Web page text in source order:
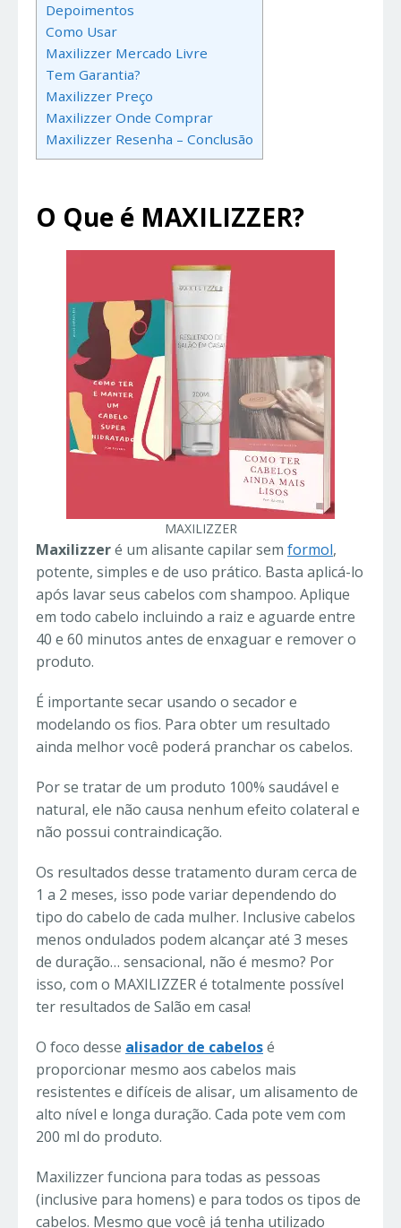
Depoimentos
Como Usar
Maxilizzer Mercado Livre
Tem Garantia?
Maxilizzer Preço
Maxilizzer Onde Comprar
Maxilizzer Resenha – Conclusão
O Que é MAXILIZZER?
MAXILIZZER
Maxilizzeré um alisante capilar sem formol,
potente, simples e de uso prático. Basta aplicá-lo
após lavar seus cabelos com shampoo. Aplique
em todo cabelo incluindo a raiz e aguarde entre
40 e 60 minutos antes de enxaguar e remover o
produto.
É importante secar usando o secador e
modelando os fios. Para obter um resultado
ainda melhor você poderá pranchar os cabelos.
Por se tratar de um produto 100% saudável e
natural, ele não causa nenhum efeito colateral e
não possui contraindicação.
Os resultados desse tratamento duram cerca de
1 a 2 meses, isso pode variar dependendo do
tipo do cabelo de cada mulher. Inclusive cabelos
menos ondulados podem alcançar até 3 meses
de duração… sensacional, não é mesmo? Por
isso, com o MAXILIZZER é totalmente possível
ter resultados de Salão em casa!
O foco desse alisador de cabelosé
proporcionar mesmo aos cabelos mais
resistentes e difíceis de alisar, um alisamento de
alto nível e longa duração. Cada pote vem com
200 ml do produto.
Maxilizzer funciona para todas as pessoas
(inclusive para homens) e para todos os tipos de
cabelos. Mesmo que você já tenha utilizado